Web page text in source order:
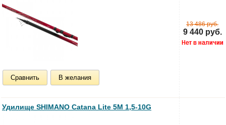
Сравнить В желания
13 486 руб.
9 440 руб.
Удилище SHIMANO Catana Lite 5M 1,5-10G